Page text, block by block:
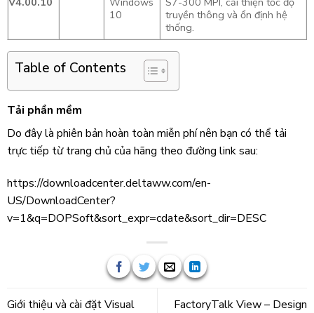
10
truyền thông và ổn định hệ
thống.
Table of Contents
Tải phần mềm
Do đây là phiên bản hoàn toàn miễn phí nên bạn có thể tải
trực tiếp từ trang chủ của hãng theo đường link sau:
https://downloadcenter.deltaww.com/en-
US/DownloadCenter?
v=1&q=DOPSoft&sort_expr=cdate&sort_dir=DESC
Giới thiệu và cài đặt Visual
FactoryTalk View – Design